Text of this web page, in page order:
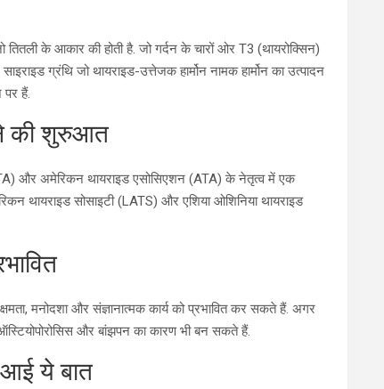
तितली के आकार की होती है. जो गर्दन के चारों ओर T3 (थायरोक्सिन)
ग्रंथि जो थायराइड-उत्तेजक हार्मोन नामक हार्मोन का उत्पादन
पर हैं.
की शुरुआत
और अमेरिकन थायराइड एसोसिएशन (ATA) के नेतृत्व में एक
थायराइड सोसाइटी (LATS) और एशिया ओशिनिया थायराइड
मनोदशा और संज्ञानात्मक कार्य को प्रभावित कर सकते हैं. अगर
और बांझपन का कारण भी बन सकते हैं.
ये बात